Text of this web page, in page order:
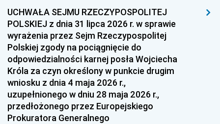
1996 1995 1994
1993 1992 1991
1990 1989
1987 1986 1985
1984 1983
1981 1980 1979
1978 1977
UCHWAŁA SEJMU RZECZYPOSPOLITEJ
POLSKIEJ z dnia 31 lipca 2026 r. w sprawie
wyrażenia przez Sejm Rzeczypospolitej
Polskiej zgody na pociągnięcie do
odpowiedzialności karnej posła Wojciecha
Króla za czyn określony w punkcie drugim
wniosku z dnia 4 maja 2026 r.,
uzupełnionego w dniu 28 maja 2026 r.,
przedłożonego przez Europejskiego
Prokuratora Generalnego